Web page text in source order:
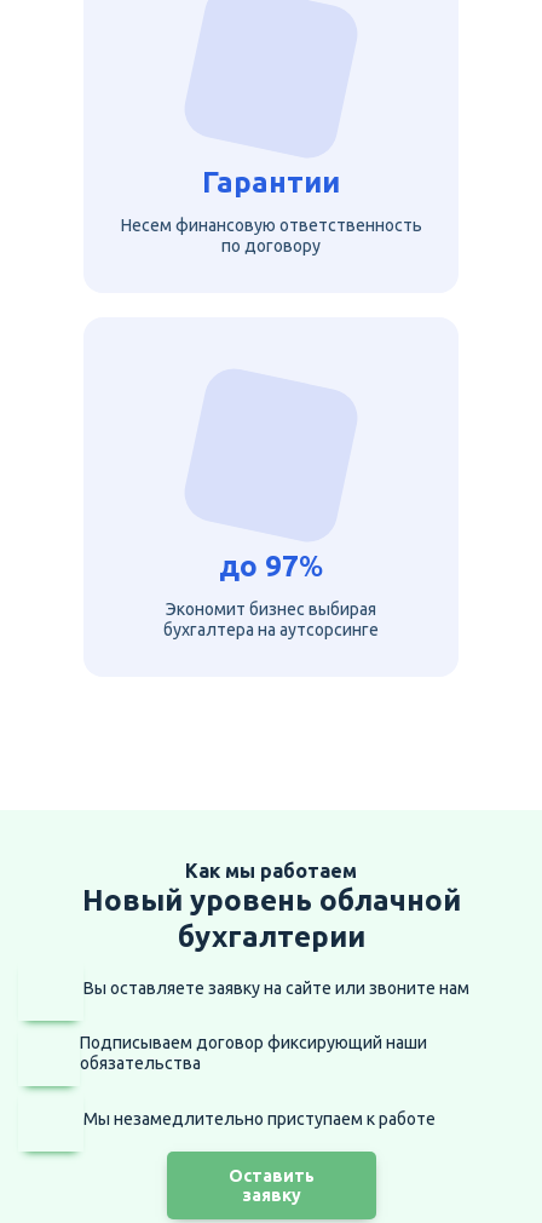
Гарантии
Несем финансовую ответственность
по договору
до 97%
Экономит бизнес выбирая
бухгалтера на аутсорсинге
Как мы работаем
Новый уровень облачной
бухгалтерии
Вы оставляете заявку на сайте или звоните нам
Подписываем договор фиксирующий наши
обязательства
Мы незамедлительно приступаем к работе
Оставить
заявку